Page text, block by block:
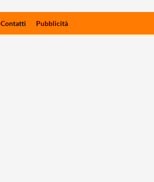
Contatti Pubblicità